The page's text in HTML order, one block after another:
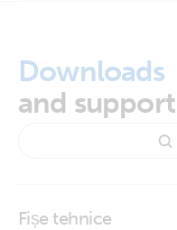
Downloads
and support
Fișe tehnice